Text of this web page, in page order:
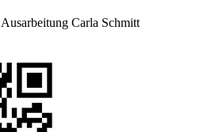
Carla Schmitt